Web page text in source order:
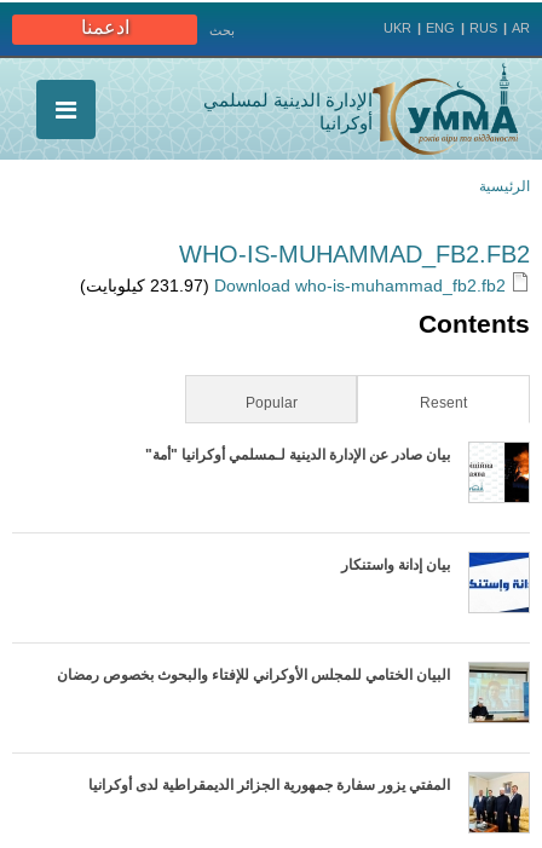
ادعمنا بحث UKR ENG RUS AR
الإدارة الدينية لمسلمي
أوكرانيا
هنا
الرئيسية
WHO-IS-MUHAMMAD_FB2.FB2
(231.97 كيلوبايت)
Contents
Resent
Popular
بيان صادر عن الإدارة الدينية لـمسلمي أوكرانيا "أمة"
بيان إدانة واستنكار
البيان الختامي للمجلس الأوكراني للإفتاء والبحوث بخصوص رمضان
المفتي يزور سفارة جمهورية الجزائر الديمقراطية لدى أوكرانيا